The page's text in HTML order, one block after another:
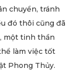
chuyển, tránh
đó thôi cũng đã
một tinh thần
làm việc tốt
Phong Thủy.